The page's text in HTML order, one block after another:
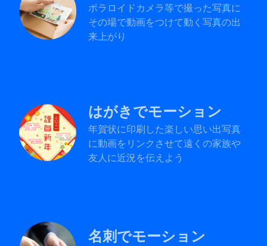
ポラロイドカメラ等で撮った写真に
その場で動画をつけて動く写真の出
来上がり
はがきでモーション
年賀状に印刷した楽しい思い出写真
に動画をリンクさせて遠くの家族や
友人に近況を伝えよう
名刺でモーション